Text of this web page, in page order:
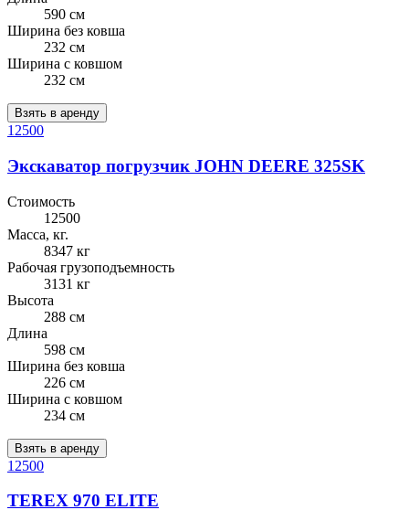
590 см
Ширина без ковша
232 см
Ширина с ковшом
232 см
Взять в аренду
12500
Экскаватор погрузчик JOHN DEERE 325SK
Стоимость
12500
Масса, кг.
8347 кг
Рабочая грузоподъемность
3131 кг
Высота
288 см
Длина
598 см
Ширина без ковша
226 см
Ширина с ковшом
234 см
Взять в аренду
12500
TEREX 970 ELITE